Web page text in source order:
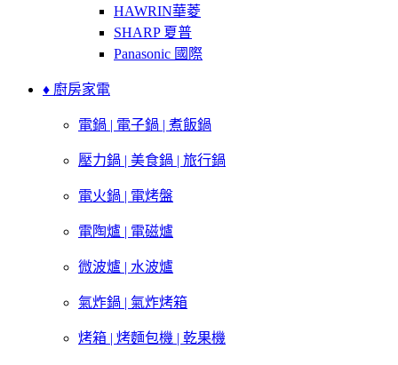
HAWRIN華菱
SHARP 夏普
Panasonic 國際
♦ 廚房家電
電鍋 | 電子鍋 | 煮飯鍋
壓力鍋 | 美食鍋 | 旅行鍋
電火鍋 | 電烤盤
電陶爐 | 電磁爐
微波爐 | 水波爐
氣炸鍋 | 氣炸烤箱
烤箱 | 烤麵包機 | 乾果機